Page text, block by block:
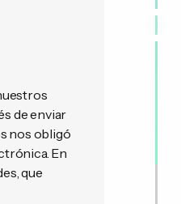
de enviar
nos obligó
En
que